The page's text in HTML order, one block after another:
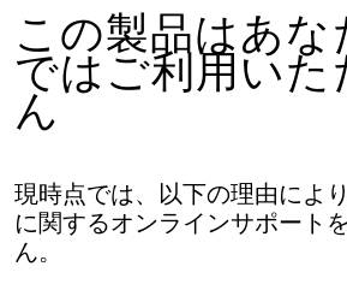
この製品はあな
ではご利用いた
ん
現時点では、以下の理由によ
に関するオンラインサポート
ん。